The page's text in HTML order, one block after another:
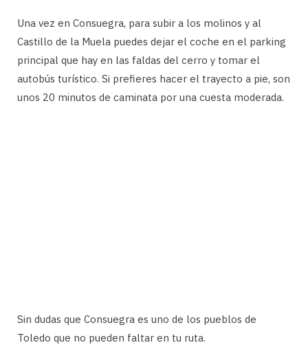
Una vez en Consuegra, para subir a los molinos y al
Castillo de la Muela puedes dejar el coche en el parking
principal que hay en las faldas del cerro y tomar el
autobús turístico. Si prefieres hacer el trayecto a pie, son
unos 20 minutos de caminata por una cuesta moderada.
Sin dudas que Consuegra es uno de los pueblos de
Toledo que no pueden faltar en tu ruta.